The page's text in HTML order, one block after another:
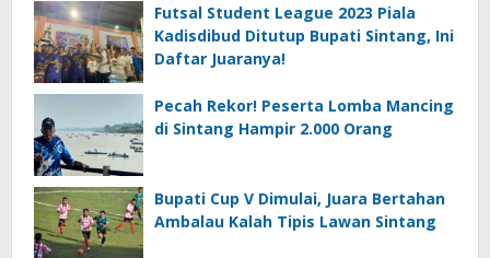
Futsal Student League 2023 Piala
Kadisdibud Ditutup Bupati Sintang, Ini
Daftar Juaranya!
Pecah Rekor! Peserta Lomba Mancing
di Sintang Hampir 2.000 Orang
Bupati Cup V Dimulai, Juara Bertahan
Ambalau Kalah Tipis Lawan Sintang